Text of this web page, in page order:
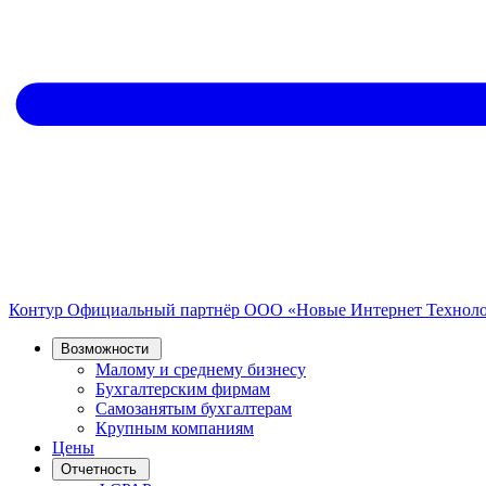
Контур Официальный партнёр ООО «Новые Интернет
Возможности
Малому и среднему бизнесу
Бухгалтерским фирмам
Самозанятым бухгалтерам
Крупным компаниям
Цены
Отчетность